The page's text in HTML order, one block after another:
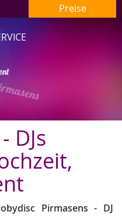
Preise
DJs
Pirmasens - DJ